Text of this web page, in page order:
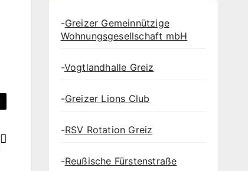
-Greizer Gemeinnützige
Wohnungsgesellschaft mbH
-Vogtlandhalle Greiz
-Greizer Lions Club
-RSV Rotation Greiz
-Reußische Fürstenstraße